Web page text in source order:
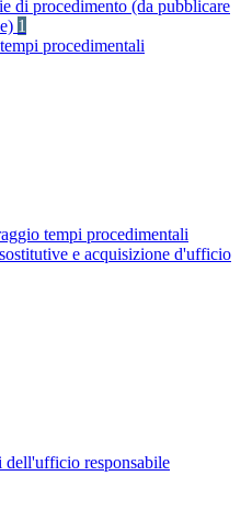
di procedimento (da pubblicare
1
procedimentali
tempi procedimentali
e acquisizione d'ufficio
dell'ufficio responsabile